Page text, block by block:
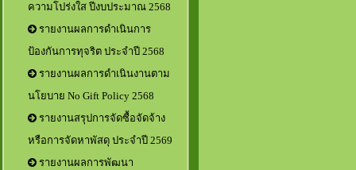
ความโปร่งใส ปีงบประมาณ 2568
รายงานผลการดำเนินการ
ป้องกันการทุจริต ประจำปี 2568
รายงานผลการดำเนินงานตาม
นโยบาย No Gift Policy 2568
รายงานสรุปการจัดซื้อจัดจ้าง
หรือการจัดหาพัสดุ ประจำปี 2569
รายงานผลการพัฒนา